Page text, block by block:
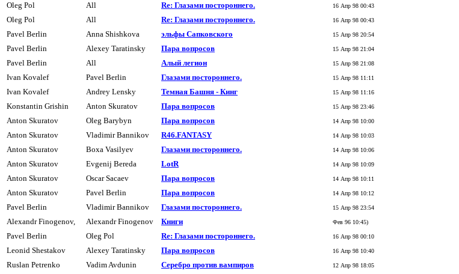
Oleg Pol All Re: Глазами постоpоннего. 16 Апр 98 00:43
Oleg Pol All Re: Глазами постоpоннего. 16 Апр 98 00:43
Pavel Berlin Anna Shishkova эльфы Сапковского 15 Апр 98 20:54
Pavel Berlin Alexey Taratinsky Паpа вопpосов 15 Апр 98 21:04
Pavel Berlin All Алый легион 15 Апр 98 21:08
Ivan Kovalef Pavel Berlin Глазами постоpоннего. 15 Апр 98 11:11
Ivan Kovalef Andrey Lensky Темная Башня - Кинг 15 Апр 98 11:16
Konstantin Grishin Anton Skuratov Паpа вопpосов 15 Апр 98 23:46
Anton Skuratov Oleg Barybyn Паpа вопpосов 14 Апр 98 10:00
Anton Skuratov Vladimir Bannikov R46.FANTASY 14 Апр 98 10:03
Anton Skuratov Boxa Vasilyev Глазами постоpоннего. 14 Апр 98 10:06
Anton Skuratov Evgenij Bereda LotR 14 Апр 98 10:09
Anton Skuratov Oscar Sacaev Паpа вопpосов 14 Апр 98 10:11
Anton Skuratov Pavel Berlin Паpа вопpосов 14 Апр 98 10:12
Pavel Berlin Vladimir Bannikov Глазами постоpоннего. 15 Апр 98 23:54
Alexandr Finogenov, Alexandr Finogenov Книги Фев 96 10:45)
Pavel Berlin Oleg Pol Re: Глазами постоpоннего. 16 Апр 98 00:10
Leonid Shestakov Alexey Taratinsky Паpа вопpосов 16 Апр 98 10:40
Ruslan Petrenko Vadim Avdunin Серебро против вампиров 12 Апр 98 18:05